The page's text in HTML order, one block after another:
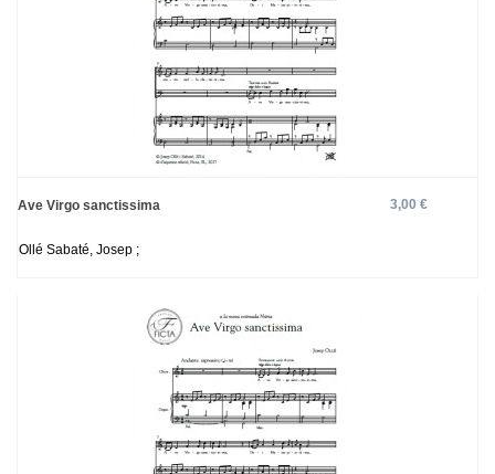
Ave Virgo sanctissima 3,00 €
Ollé Sabaté, Josep ;